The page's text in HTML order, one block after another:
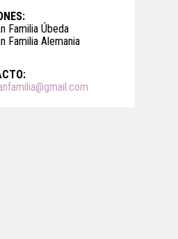
Familia Úbeda
Familia Alemania